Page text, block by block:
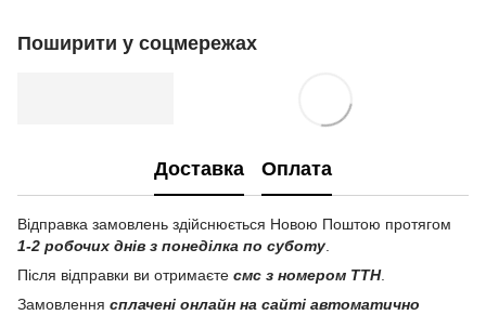
Поширити у соцмережах
Доставка Оплата
Відправка замовлень здійснюється Новою Поштою протягом
1-2 робочих днів з понеділка по суботу
Після відправки ви отримаєте смс з номером ТТН.
Замовлення сплачені онлайн на сайті автоматично